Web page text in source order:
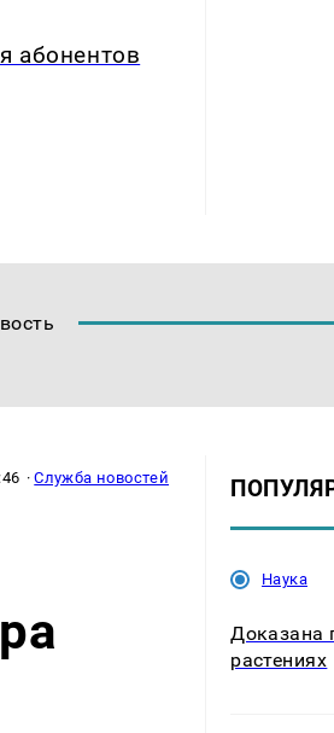
абонентов
·Служба новостей
Наука
Доказана
растениях